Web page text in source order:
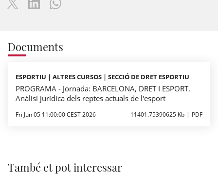
Documents
ESPORTIU | ALTRES CURSOS | SECCIÓ DE DRET ESPORTIU
PROGRAMA - Jornada: BARCELONA, DRET I ESPORT.
Anàlisi jurídica dels reptes actuals de l'esport
Fri Jun 05 11:00:00 CEST 2026 11401.75390625 Kb PDF
També et pot interessar